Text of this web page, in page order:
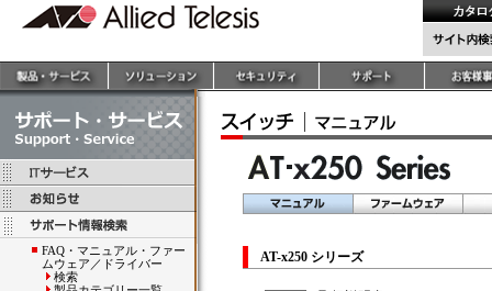
FAQ・マニュアル・ファー
ムウェア／ドライバー
検索
AT-x250 シリーズ